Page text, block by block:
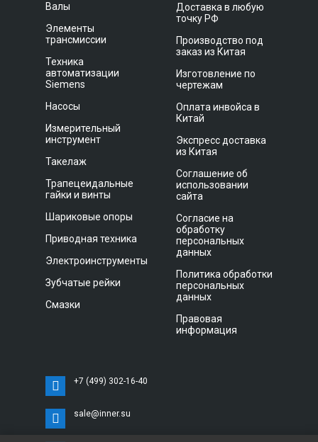
Валы
Элементы
трансмиссии
Техника
автоматизации
Siemens
Насосы
Измерительный
инструмент
Такелаж
Трапецеидальные
гайки и винты
Шариковые опоры
Приводная техника
Электроинструменты
Зубчатые рейки
Смазки
Доставка в любую
точку РФ
Производство под
заказ из Китая
Изготовление по
чертежам
Оплата инвойса в
Китай
Экспресс доставка
из Китая
Соглашение об
использовании
сайта
Согласие на
обработку
персональных
данных
Политика обработки
персональных
данных
Правовая
информация
+7 (499) 302-16-40
sale@inner.su